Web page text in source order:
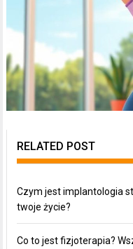
RELATED POST
Czym jest implantologia
twoje życie?
Co to jest fizjoterapia?